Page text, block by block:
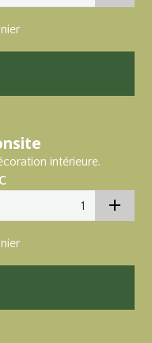
intérieure.